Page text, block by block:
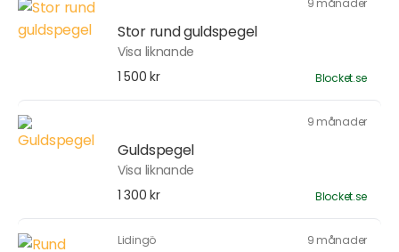
9 månader
Stor rund guldspegel
Visa liknande
1 500 kr
Blocket.se
9 månader
Guldspegel
Visa liknande
1 300 kr
Blocket.se
Lidingö 9 månader